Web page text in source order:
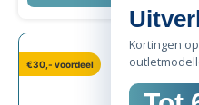
€30,- voordeel